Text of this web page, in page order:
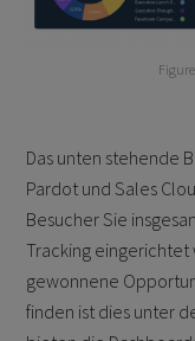
Das unten stehende
Pardot und Sales
Besucher Sie
Tracking
gewonnene
finden ist dies unter